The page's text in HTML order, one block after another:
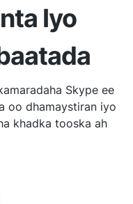
Iyo
Skype ee
oo dhamaystiran iyo
khadka tooska ah